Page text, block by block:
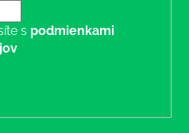
s podmienkami